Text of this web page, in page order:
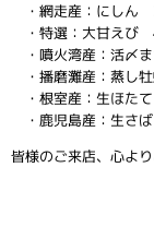
・網走産：にしん
・特選：大甘えび
・噴火湾産：活〆
・播磨灘産：蒸し
・根室産：生ほた
・鹿児島産：生さ
皆様のご来店、心よ